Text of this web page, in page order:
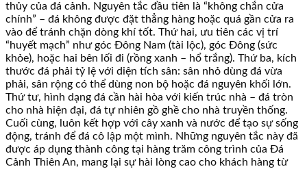
thủy của đá cảnh. Nguyên tắc đầu tiên là “không chắn cửa
chính” – đá không được đặt thẳng hàng hoặc quá gần cửa ra
vào để tránh chặn dòng khí tốt. Thứ hai, ưu tiên các vị trí
“huyết mạch” như góc Đông Nam (tài lộc), góc Đông (sức
khỏe), hoặc hai bên lối đi (rồng xanh – hổ trắng). Thứ ba, kích
thước đá phải tỷ lệ với diện tích sân: sân nhỏ dùng đá vừa
phải, sân rộng có thể dùng non bộ hoặc đá nguyên khối lớn.
Thứ tư, hình dạng đá cần hài hòa với kiến trúc nhà – đá tròn
cho nhà hiện đại, đá tự nhiên gồ ghề cho nhà truyền thống.
Cuối cùng, luôn kết hợp với cây xanh và nước để tạo sự sống
động, tránh để đá cô lập một mình. Những nguyên tắc này đã
được áp dụng thành công tại hàng trăm công trình của Đá
Cảnh Thiên An, mang lại sự hài lòng cao cho khách hàng từ